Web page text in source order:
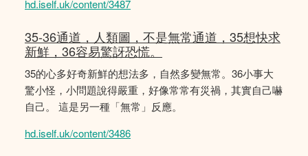
hd.iself.uk/content/3487
35-36通道，人類圖，不是無常通道，35想快求
新鮮，36容易驚訝恐慌。
35的心多好奇新鮮的想法多，自然多變無常。36小事大
驚小怪，小問題說得嚴重，好像常常有災禍，其實自己嚇
自己。 這是另一種「無常」反應。
hd.iself.uk/content/3486